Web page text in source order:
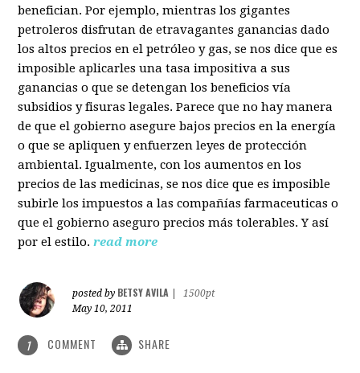
benefician. Por ejemplo, mientras los gigantes
petroleros disfrutan de etravagantes ganancias dado
los altos precios en el petróleo y gas, se nos dice que es
imposible aplicarles una tasa impositiva a sus
ganancias o que se detengan los beneficios vía
subsidios y fisuras legales. Parece que no hay manera
de que el gobierno asegure bajos precios en la energía
o que se apliquen y enfuerzen leyes de protección
ambiental. Igualmente, con los aumentos en los
precios de las medicinas, se nos dice que es imposible
subirle los impuestos a las compañías farmaceuticas o
que el gobierno aseguro precios más tolerables. Y así
por el estilo. read more
posted by BETSY AVILA
1500pt
May 10, 2011
1 COMMENT SHARE